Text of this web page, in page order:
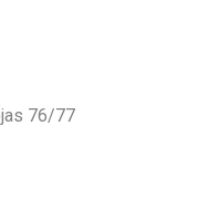
76/77